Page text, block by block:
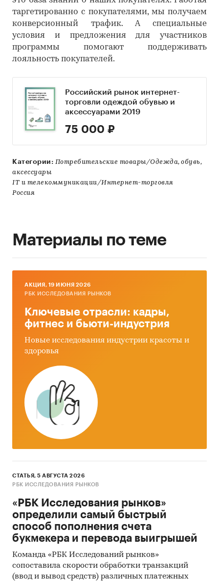
таргетированно с покупателями, мы получаем
конверсионный трафик. А специальные
условия и предложения для участников
программы помогают поддерживать
лояльность покупателей.
Российский рынок интернет-
торговли одеждой обувью и
аксессуарами 2019
75 000 ₽
Категории: Потребительские товары/Одежда, обувь,
аксессуары
IT и телекоммуникации/Интернет-торговля
Россия
Материалы по теме
AКЦИЯ, 19 ИЮНЯ 2026
РБК ИССЛЕДОВАНИЯ РЫНКОВ
Ключевые отрасли: кадры,
фитнес и бьюти-индустрия
Новые исследования индустрии красоты и
здоровья
СТАТЬЯ, 5 АВГУСТА 2026
РБК ИССЛЕДОВАНИЯ РЫНКОВ
«РБК Исследования рынков»
определили самый быстрый
способ пополнения счета
букмекера и перевода выигрышей
Команда «РБК Исследований рынков»
сопоставила скорости обработки транзакций
(ввод и вывод средств) различных платежных